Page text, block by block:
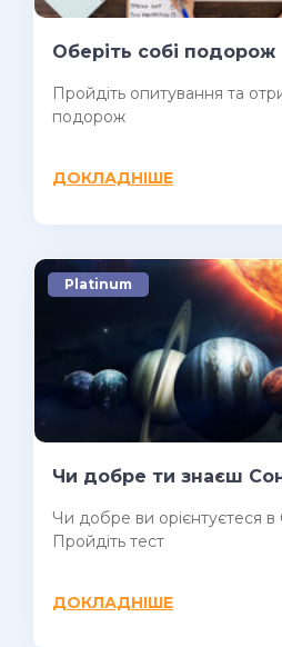
Оберіть собі подорож
Пройдіть опитування та
подорож
ДОКЛАДНІШЕ
Platinum
Чи добре ти знаєш
Чи добре ви орієнтуєтеся в
Пройдіть тест
ДОКЛАДНІШЕ